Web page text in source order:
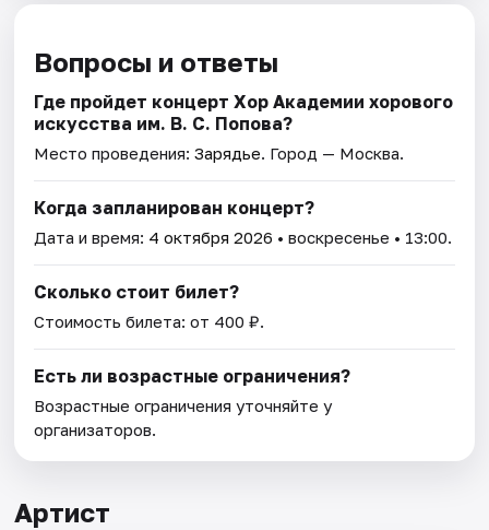
Вопросы и ответы
Где пройдет концерт Хор Академии хорового
искусства им. В. С. Попова?
Место проведения:Зарядье. Город — Москва.
Когда запланирован концерт?
Дата и время: 4 октября 2026 • воскресенье • 13:00.
Сколько стоит билет?
Стоимость билета: от 400 ₽.
Есть ли возрастные ограничения?
Возрастные ограничения уточняйте у
организаторов.
Артист